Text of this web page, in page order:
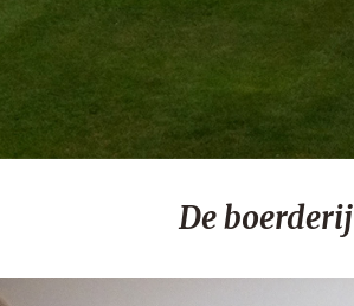
De boerderij